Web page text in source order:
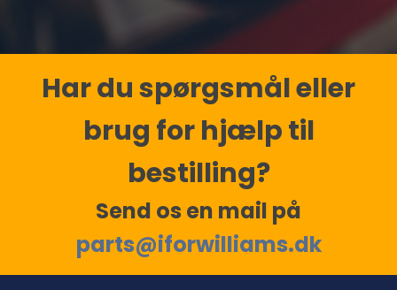
Har du spørgsmål eller
brug for hjælp til
bestilling?
Send os en mail på
parts@iforwilliams.dk